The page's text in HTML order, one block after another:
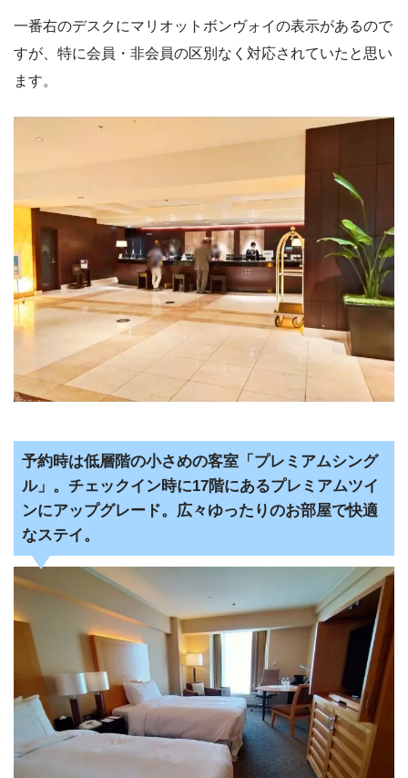
一番右のデスクにマリオットボンヴォイの表示があるので
すが、特に会員・非会員の区別なく対応されていたと思い
ます。
予約時は低層階の小さめの客室「プレミアムシング
ル」。チェックイン時に17階にあるプレミアムツイ
ンにアップグレード。広々ゆったりのお部屋で快適
なステイ。